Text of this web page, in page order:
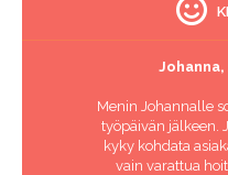
Menin Johannalle
työpäivän jälkeen.
kyky kohdata
vain varattua